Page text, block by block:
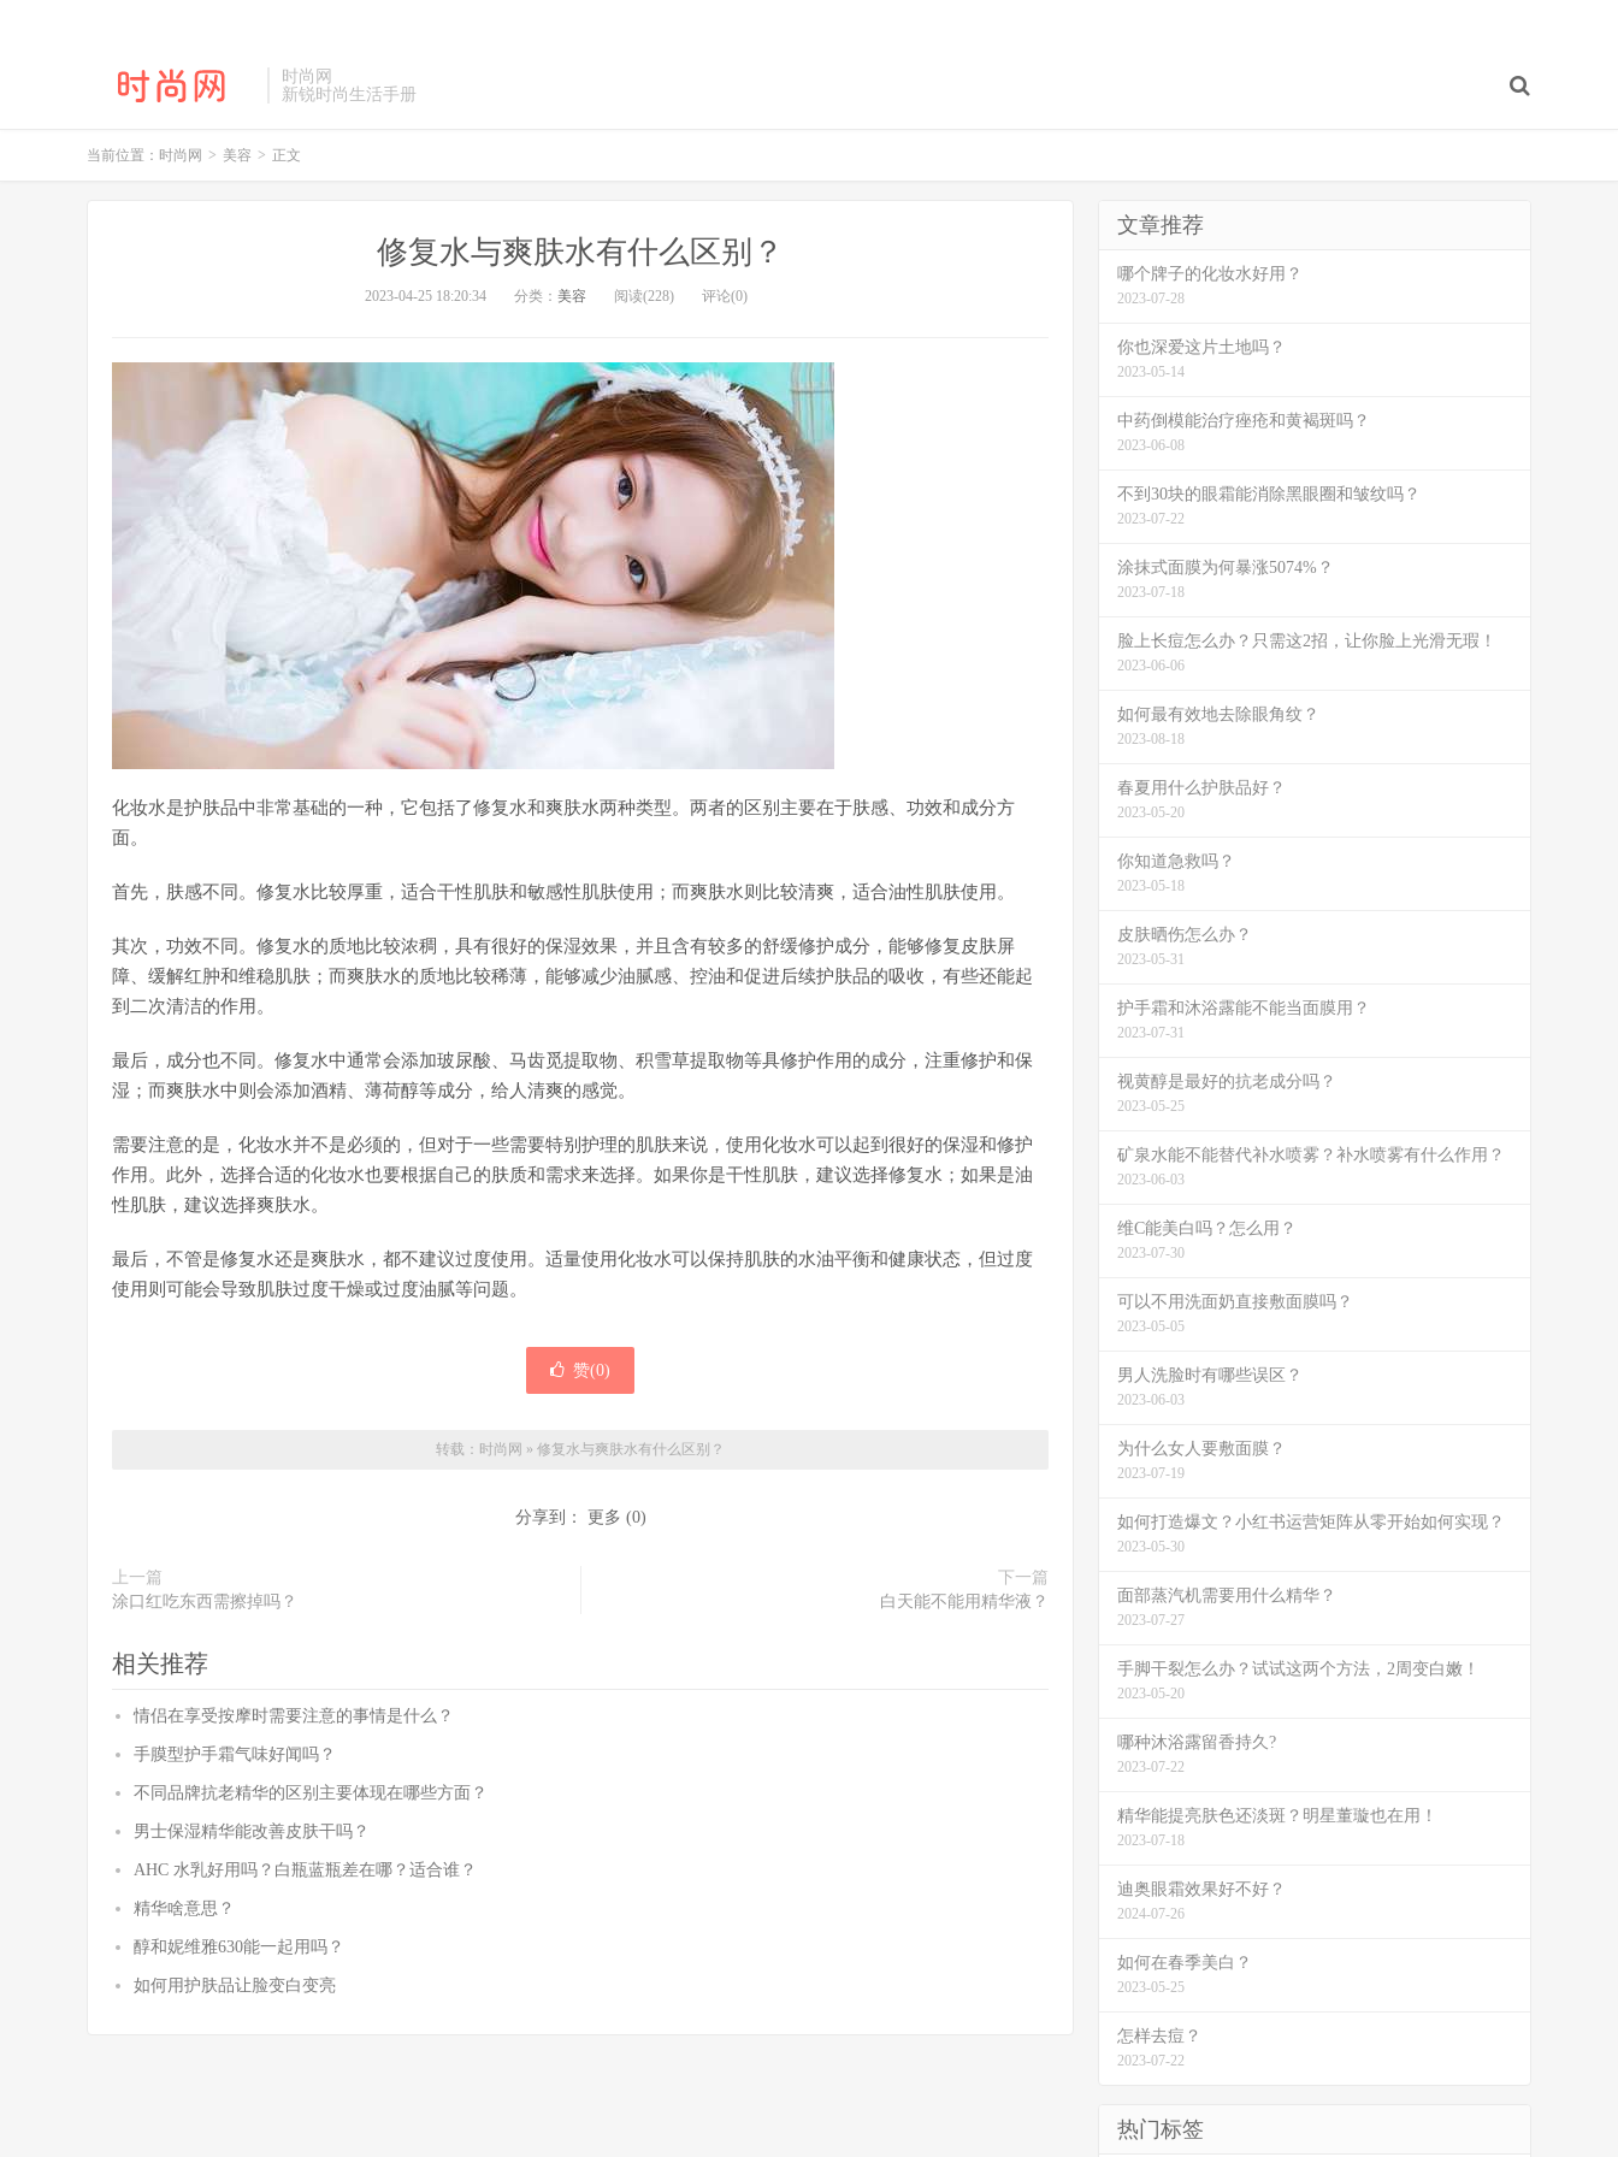
时尚网
新锐时尚生活手册
当前位置： 时尚网 > 美容 > 正文
修复水与爽肤水有什么区别？
2023-04-25 18:20:34 分类： 美容 阅读(228) 评论(0)
化妆水是护肤品中非常基础的一种，它包括了修复水和爽肤水两种类型。两者的区别主要在于肤感、功效和成分方
面。
首先，肤感不同。修复水比较厚重，适合干性肌肤和敏感性肌肤使用；而爽肤水则比较清爽，适合油性肌肤使用。
其次，功效不同。修复水的质地比较浓稠，具有很好的保湿效果，并且含有较多的舒缓修护成分，能够修复皮肤屏
障、缓解红肿和维稳肌肤；而爽肤水的质地比较稀薄，能够减少油腻感、控油和促进后续护肤品的吸收，有些还能起
到二次清洁的作用。
最后，成分也不同。修复水中通常会添加玻尿酸、马齿觅提取物、积雪草提取物等具修护作用的成分，注重修护和保
湿；而爽肤水中则会添加酒精、薄荷醇等成分，给人清爽的感觉。
需要注意的是，化妆水并不是必须的，但对于一些需要特别护理的肌肤来说，使用化妆水可以起到很好的保湿和修护
作用。此外，选择合适的化妆水也要根据自己的肤质和需求来选择。如果你是干性肌肤，建议选择修复水；如果是油
性肌肤，建议选择爽肤水。
最后，不管是修复水还是爽肤水，都不建议过度使用。适量使用化妆水可以保持肌肤的水油平衡和健康状态，但过度
使用则可能会导致肌肤过度干燥或过度油腻等问题。
赞(0)
转载： 时尚网 » 修复水与爽肤水有什么区别？
分享到： 更多 (0)
上一篇
涂口红吃东西需擦掉吗？
下一篇
白天能不能用精华液？
相关推荐
情侣在享受按摩时需要注意的事情是什么？
手膜型护手霜气味好闻吗？
不同品牌抗老精华的区别主要体现在哪些方面？
男士保湿精华能改善皮肤干吗？
AHC 水乳好用吗？白瓶蓝瓶差在哪？适合谁？
精华啥意思？
醇和妮维雅630能一起用吗？
如何用护肤品让脸变白变亮
文章推荐
哪个牌子的化妆水好用？
2023-07-28
你也深爱这片土地吗？
2023-05-14
中药倒模能治疗痤疮和黄褐斑吗？
2023-06-08
不到30块的眼霜能消除黑眼圈和皱纹吗？
2023-07-22
涂抹式面膜为何暴涨5074%？
2023-07-18
脸上长痘怎么办？只需这2招，让你脸上光滑无瑕！
2023-06-06
如何最有效地去除眼角纹？
2023-08-18
春夏用什么护肤品好？
2023-05-20
你知道急救吗？
2023-05-18
皮肤晒伤怎么办？
2023-05-31
护手霜和沐浴露能不能当面膜用？
2023-07-31
视黄醇是最好的抗老成分吗？
2023-05-25
矿泉水能不能替代补水喷雾？补水喷雾有什么作用？
2023-06-03
维C能美白吗？怎么用？
2023-07-30
可以不用洗面奶直接敷面膜吗？
2023-05-05
男人洗脸时有哪些误区？
2023-06-03
为什么女人要敷面膜？
2023-07-19
如何打造爆文？小红书运营矩阵从零开始如何实现？
2023-05-30
面部蒸汽机需要用什么精华？
2023-07-27
手脚干裂怎么办？试试这两个方法，2周变白嫩！
2023-05-20
哪种沐浴露留香持久?
2023-07-22
精华能提亮肤色还淡斑？明星董璇也在用！
2023-07-18
迪奥眼霜效果好不好？
2024-07-26
如何在春季美白？
2023-05-25
怎样去痘？
2023-07-22
热门标签